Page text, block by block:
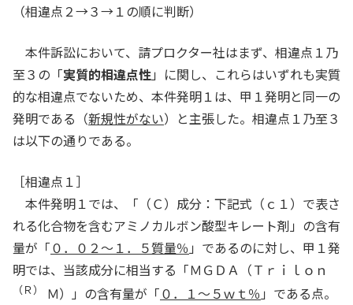
（相違点２→３→１の順に判断）
本件訴訟において、請プロクター社はまず、相違点１乃
至３の「実質的相違点性」に関し、これらはいずれも実質
的な相違点でないため、本件発明１は、甲１発明と同一の
発明である（新規性がない）と主張した。相違点１乃至３
は以下の通りである。
［相違点１］
本件発明１では、「（Ｃ）成分：下記式（ｃ１）で表さ
れる化合物を含むアミノカルボン酸型キレート剤」の含有
量が「０．０２～１．５質量％ 」であるのに対し、甲１発
明では、当該成分に相当する「ＭＧＤＡ（Ｔｒｉｌｏｎ
（Ｒ） Ｍ）」の含有量が「０．１～５ｗｔ％ 」である点。